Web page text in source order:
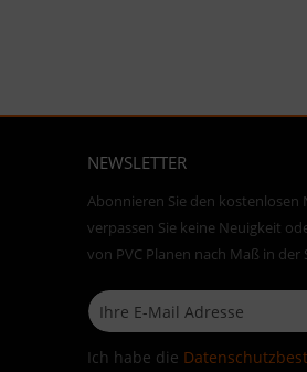
NEWSLETTER
Abonnieren Sie den kostenlosen
verpassen Sie keine Neuigkeit
von PVC Planen nach Maß in der
Ich habe die